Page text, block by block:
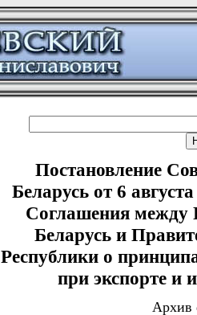
Постановление
Беларусь от 6
Соглашения между
Беларусь и
Республики о
при экспорте и
Архив